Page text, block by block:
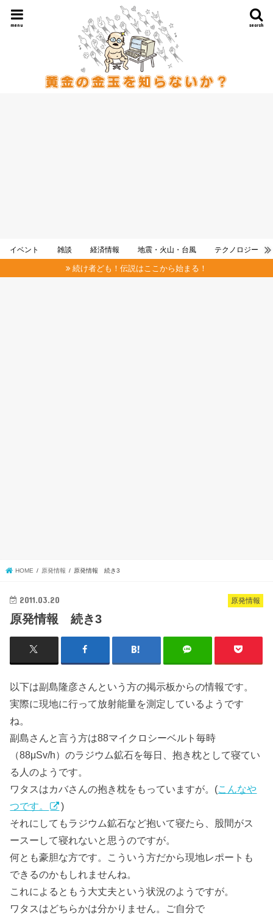
search
menu
イベント 雑談 経済情報 地震・火山・台風 テクノロジー
続け者ども！伝説はここから始まる！
HOME 原発情報 原発情報 続き3
原発情報
2011.03.20
原発情報 続き3
以下は副島隆彦さんという方の掲示板からの情報です。
実際に現地に行って放射能量を測定しているようです
ね。
副島さんと言う方は88マイクロシーベルト毎時
（88μSv/h）のラジウム鉱石を毎日、抱き枕として寝てい
る人のようです。
ワタスはカバさんの抱き枕をもっていますが。(こんなや
つです。
)
それにしてもラジウム鉱石など抱いて寝たら、股間がス
ースーして寝れないと思うのですが。
何とも豪胆な方です。こういう方だから現地レポートも
できるのかもしれませんね。
これによるともう大丈夫という状況のようですが。
ワタスはどちらかは分かりません。ご自分で